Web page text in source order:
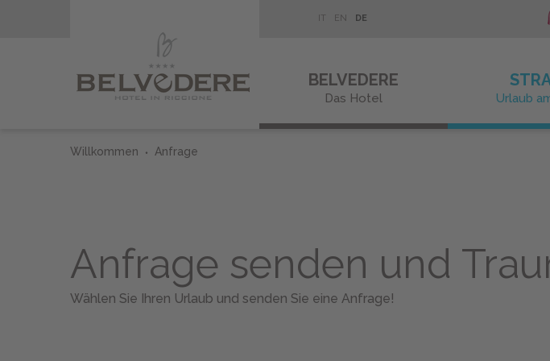
IT EN DE
BELVEDERE
Das Hotel Urlaub
Willkommen Anfrage
Anfrage senden und
Wählen Sie Ihren Urlaub und senden Sie eine Anfrage!